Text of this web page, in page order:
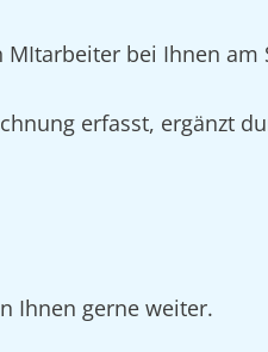
bei Ihnen
erfasst, ergänzt
Ihnen gerne weiter.